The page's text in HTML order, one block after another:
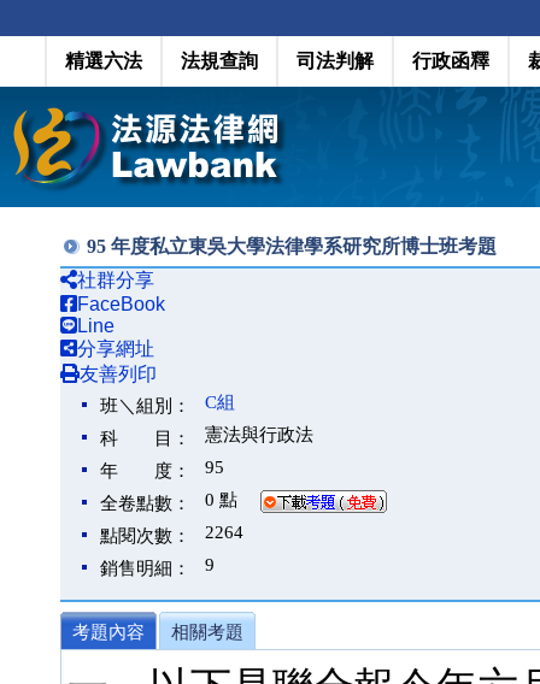
精選六法 法規查詢 司法判解 行政函釋
95 年度私立東吳大學法律學系研究所博士班考題
社群分享
FaceBook
Line
分享網址
友善列印
班＼組別：
C組
科 目：
憲法與行政法
年 度：
95
全卷點數：
0 點
點閱次數：
2264
銷售明細：
9
考題內容 相關考題